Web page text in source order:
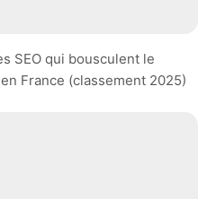
SEO qui bousculent le
France (classement 2025)